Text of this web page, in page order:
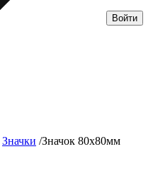
Войти
Значки /Значок 80х80мм